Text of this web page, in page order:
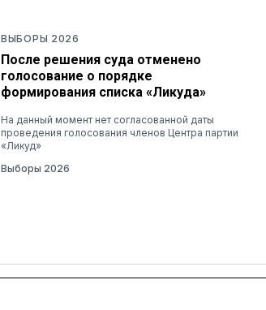
ВЫБОРЫ 2026
После решения суда отменено
голосование о порядке
формирования списка «Ликуда»
На данный момент нет согласованной даты
проведения голосования членов Центра партии
«Ликуд»
Выборы 2026